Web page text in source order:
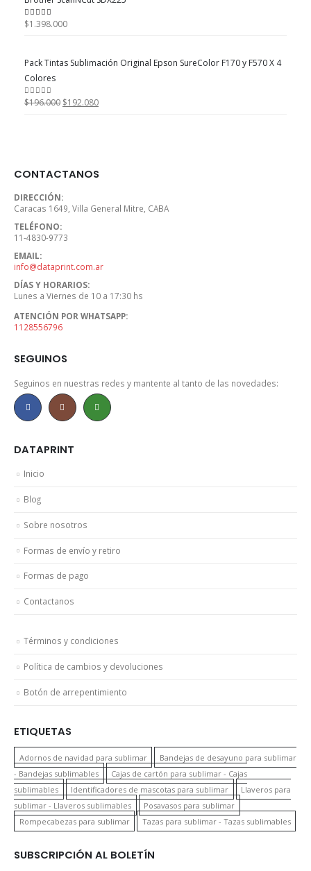
era:
$785.000.
es:
5.00out of 5
$1.398.000
Pack Tintas Sublimación Original Epson SureColor F170 y F570 X 4
Colores
0out of 5
$196.000 El
$192.080El
CONTACTANOS
DIRECCIÓN:
Caracas 1649, Villa General Mitre, CABA
TELÉFONO:
11-4830-9773
EMAIL:
info@dataprint.com.ar
DÍAS Y HORARIOS:
Lunes a Viernes de 10 a 17:30 hs
ATENCIÓN POR WHATSAPP:
1128556796
SEGUINOS
Seguinos en nuestras redes y mantente al tanto de las novedades:
DATAPRINT
Inicio
Blog
Sobre nosotros
Formas de envío y retiro
Formas de pago
Contactanos
Términos y condiciones
Política de cambios y devoluciones
Botón de arrepentimiento
ETIQUETAS
Adornos de navidad para sublimar
Bandejas de desayuno para sublimar
- Bandejas sublimables
Cajas de cartón para sublimar - Cajas
sublimables
Identificadores de mascotas para sublimar
Llaveros para
sublimar - Llaveros sublimables
Posavasos para sublimar
Rompecabezas para sublimar
Tazas para sublimar - Tazas sublimables
SUBSCRIPCIÓN AL BOLETÍN